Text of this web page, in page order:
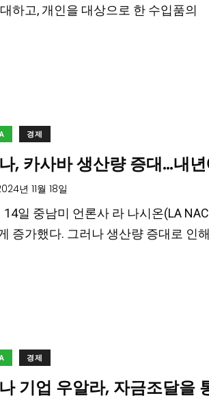
하고, 개인을 대상으로 한 수입품의
경제
, 카사바 생산량 증대…내
년 11월 18일
14일 중남미 언론사 라 나시온(LA
증가했다. 그러나 생산량 증대로 인
경제
기업 우알라, 자금조달을